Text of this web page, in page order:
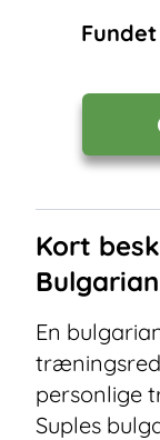
Kort
En
personlige
Suples